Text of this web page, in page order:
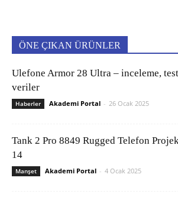
ÖNE ÇIKAN ÜRÜNLER
Ulefone Armor 28 Ultra – inceleme,
veriler
Haberler Akademi Portal - 26 Ocak 2025
Tank 2 Pro 8849 Rugged Telefon
14
Manşet Akademi Portal - 4 Ocak 2025